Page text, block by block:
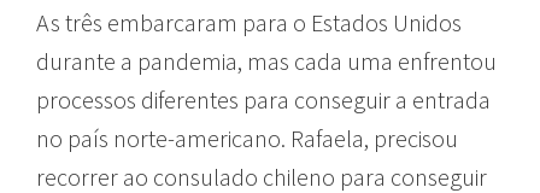
As três embarcaram para o Estados Unidos
durante a pandemia, mas cada uma enfrentou
processos diferentes para conseguir a entrada
no país norte-americano. Rafaela, precisou
recorrer ao consulado chileno para conseguir